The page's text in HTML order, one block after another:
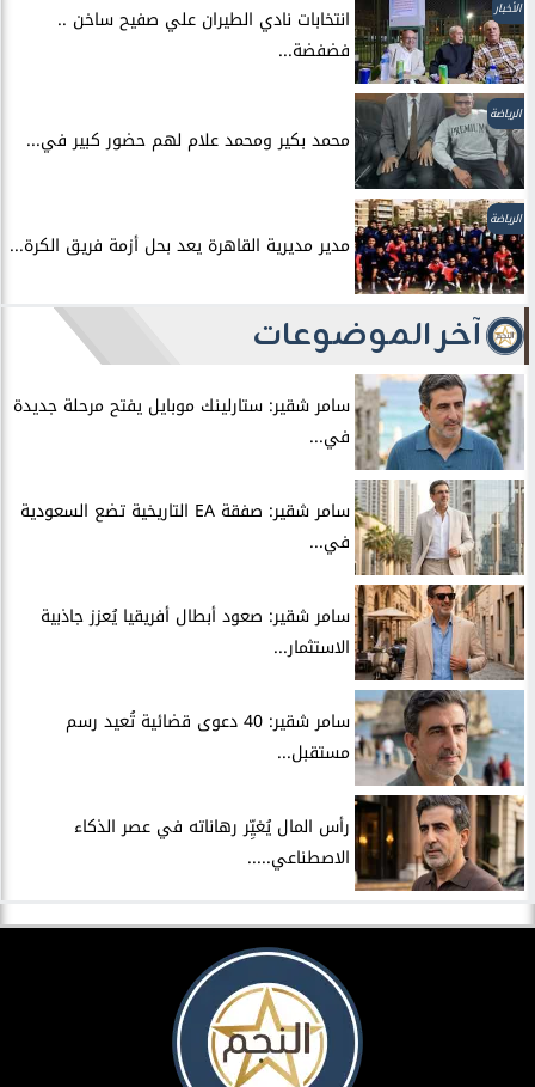
الأخبار
انتخابات نادي الطيران علي صفيح ساخن ..
فضفضة...
الرياضة
محمد بكير ومحمد علام لهم حضور كبير في...
الرياضة
مدير مديرية القاهرة يعد بحل أزمة فريق الكرة...
آخر الموضوعات
سامر شقير: ستارلينك موبايل يفتح مرحلة جديدة
في...
سامر شقير: صفقة EA التاريخية تضع السعودية
في...
سامر شقير: صعود أبطال أفريقيا يُعزز جاذبية
الاستثمار...
سامر شقير: 40 دعوى قضائية تُعيد رسم
مستقبل...
رأس المال يُغيِّر رهاناته في عصر الذكاء
الاصطناعي.....